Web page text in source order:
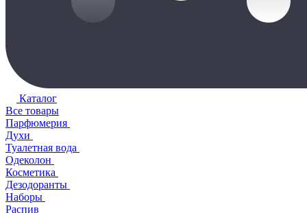
Каталог
Все товары
Парфюмерия
Духи
Туалетная вода
Одеколон
Косметика
Дезодоранты
Наборы
Распив